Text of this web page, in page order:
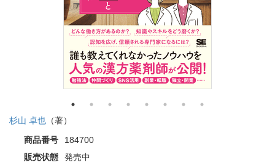
杉山 卓也 （著）
商品番号
184700
販売状態
発売中